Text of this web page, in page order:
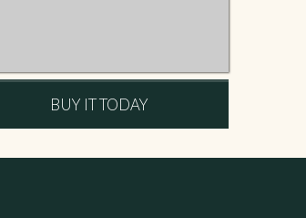
BUY IT TODAY